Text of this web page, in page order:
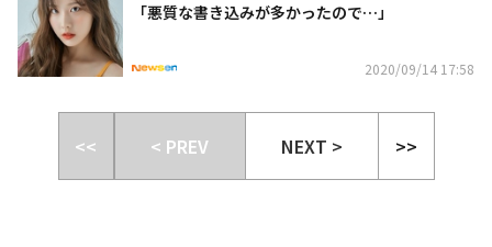
「悪質な書き込みが多かったので…」
2020/09/14 17:58
<< < PREV NEXT > >>